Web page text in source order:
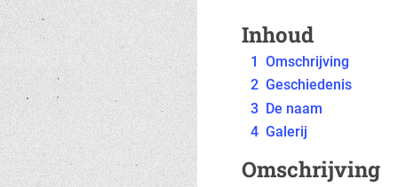
Inhoud
1 Omschrijving
2 Geschiedenis
3 De naam
4 Galerij
Omschrijving